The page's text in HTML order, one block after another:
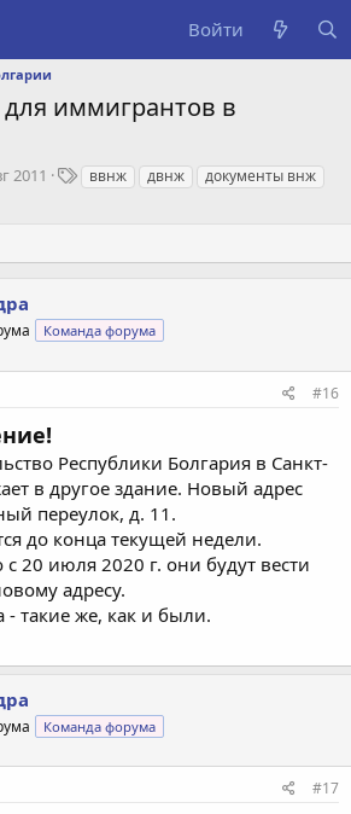
Войти
иммигрантов в
2011
Тввнж двнж
документы внж
Команда форума
#16
Республики Болгария в Санкт-
в другое здание. Новый адрес
переулок, д. 11.
до конца текущей недели.
с 20 июля 2020 г. они будут вести
адресу.
такие же, как и были.
Команда форума
#17